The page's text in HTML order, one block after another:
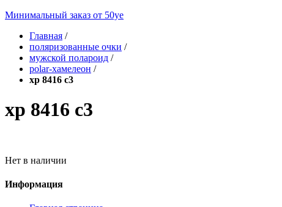
Минимальный заказ от 50уе
Главная /
поляризованные очки /
мужской полароид /
polar-хамелеон /
xp 8416 c3
xp 8416 c3
Нет в наличии
Информация